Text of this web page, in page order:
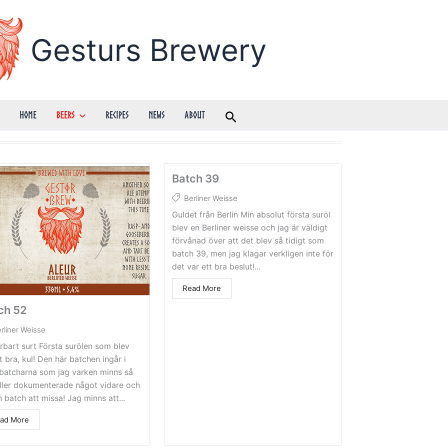
Gesturs Brewery
Home Beers Recipes News About Search
52
Weisse
surt Första surölen som blev
bra, kul! Den här batchen ingår i
som jag varken minns så
dokumenterade något vidare och
batch att missa! Jag minns att...
More
Batch 39
Berliner Weisse
Guldet från Berlin Min absolut första suröl
blev en Berliner weisse och jag är väldigt
förvånad över att det blev så tidigt som
batch 39, men jag klagar verkligen inte för
det var ett bra beslut!...
Read More